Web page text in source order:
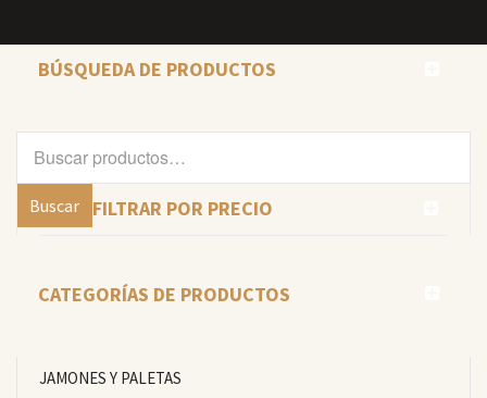
BÚSQUEDA DE PRODUCTOS
por:
Buscar
FILTRAR POR PRECIO
CATEGORÍAS DE PRODUCTOS
JAMONES Y PALETAS